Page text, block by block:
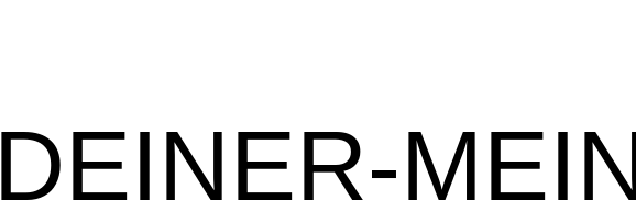
DEINER-